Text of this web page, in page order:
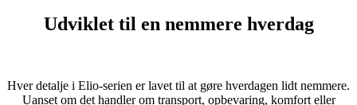
Udviklet til en nemmere hverdag
Hver detalje i Elio-serien er lavet til at gøre hverdagen lidt nemmere.
Uanset om det handler om transport, opbevaring, komfort eller